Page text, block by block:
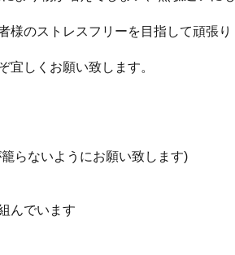
様のストレスフリーを目指して頑張り
宜しくお願い致します。
らないようにお願い致します)
んでいます